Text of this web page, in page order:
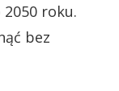
roku.
bez